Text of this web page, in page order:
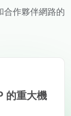
合作夥伴網路的
的重大機